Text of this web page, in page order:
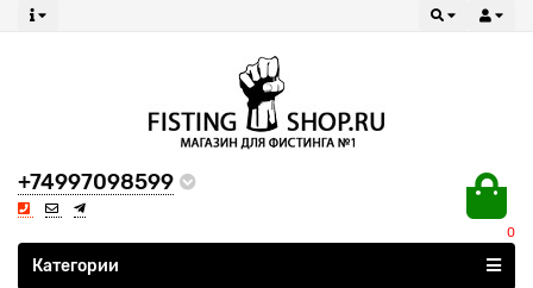
+74997098599
0
Все категории
Категории